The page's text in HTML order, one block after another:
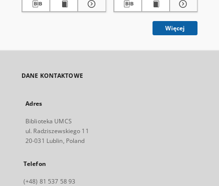
Więcej
DANE KONTAKTOWE
Adres
Biblioteka UMCS
ul. Radziszewskiego 11
20-031 Lublin, Poland
Telefon
(+48) 81 537 58 93